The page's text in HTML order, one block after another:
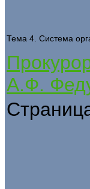
Тема 4. Система
А.Ф.